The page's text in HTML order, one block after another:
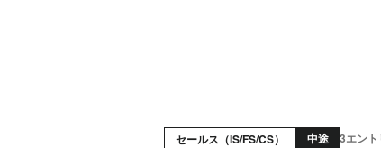
セールス（IS/FS/CS） 中途 3エン